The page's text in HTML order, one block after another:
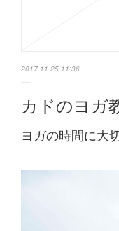
2017.11.25 11:36
カドのヨガ
ヨガの時間に大